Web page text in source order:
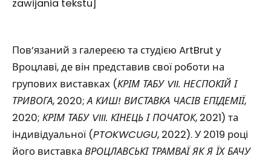
zawijania tekstu]
Пов’язаний з галереєю та студією ArtBrut у
Вроцлаві, де він представив свої роботи на
групових виставках (КРІМ ТАБУ VII. НЕСПОКІЙ І
ТРИВОГА, 2020;А КИШ! ВИСТАВКА ЧАСІВ ЕПІДЕМІЇ,
2020; КРІМ ТАБУ VIII. КІНЕЦЬ І ПОЧАТОК, 2021) та
індивідуальної (PTOKWCUGU, 2022). У 2019 році
його виставка ВРОЦЛАВСЬКІ ТРАМВАЇ ЯК Я ЇХ БАЧУ